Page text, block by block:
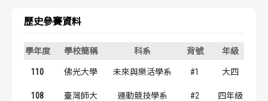
數據統計
數據統計
歷史參賽資料
學年度 學校簡稱 科系 背號 年級
110 佛光大學 未來與樂活學系 #1 大四
108 臺灣師大 運動競技學系 #2 四年級